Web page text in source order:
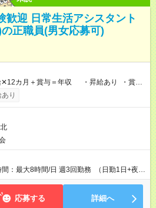
歓迎 日常生活アシスタント
正職員(男女応募可)
カ月＋賞与＝年収 ・昇給あり ・賞与
昨年実績 12ヶ月勤務の場合の額 3月支
締切、翌25日支払い ・社保完備（厚生年
用期間】試用期間あり 試
※ 雇用形態と給与に、本採用時と異なる部
形態：本採用時と同じです。 給与：月
り
：最大8時間/日 週3回勤務 （日勤1日+夜勤
の回数が変更になることがあります） 例
＋待機休憩4h)
応募する 詳細へ